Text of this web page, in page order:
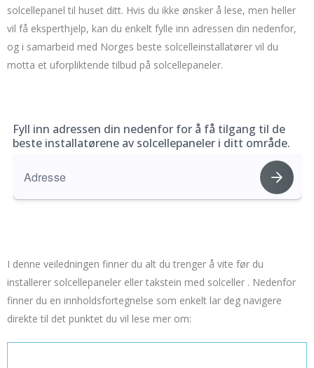
solcellepanel til huset ditt. Hvis du ikke ønsker å lese, men heller
vil få eksperthjelp, kan du enkelt fylle inn adressen din nedenfor,
og i samarbeid med Norges beste solcelleinstallatører vil du
motta et uforpliktende tilbud på solcellepaneler.
Fyll inn adressen din nedenfor for å få tilgang til de
beste installatørene av solcellepaneler i ditt område.
I denne veiledningen finner du alt du trenger å vite før du
installerer solcellepaneler eller takstein med solceller . Nedenfor
finner du en innholdsfortegnelse som enkelt lar deg navigere
direkte til det punktet du vil lese mer om: